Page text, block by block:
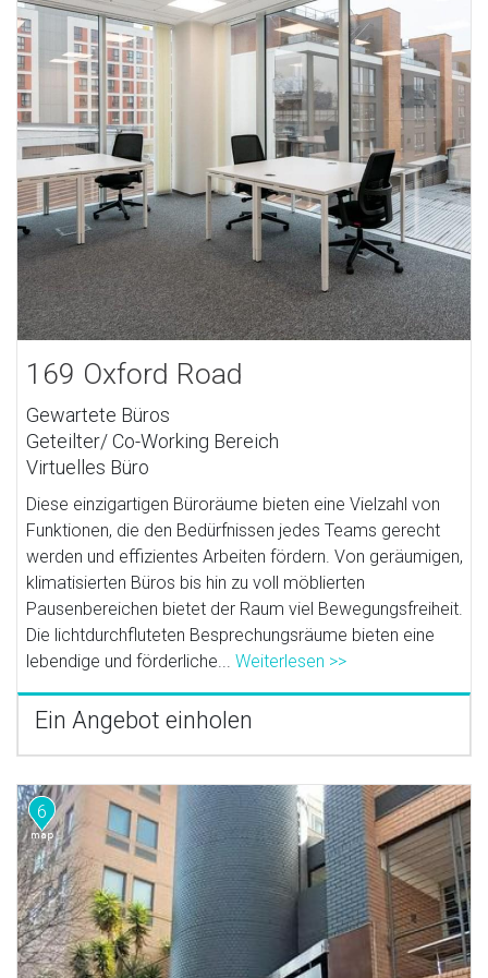
169 Oxford Road
Gewartete Büros
Geteilter/ Co-Working Bereich
Virtuelles Büro
Diese einzigartigen Büroräume bieten eine Vielzahl von
Funktionen, die den Bedürfnissen jedes Teams gerecht
werden und effizientes Arbeiten fördern. Von geräumigen,
klimatisierten Büros bis hin zu voll möblierten
Pausenbereichen bietet der Raum viel Bewegungsfreiheit.
Die lichtdurchfluteten Besprechungsräume bieten eine
lebendige und förderliche...Weiterlesen >>
Ein Angebot einholen
6